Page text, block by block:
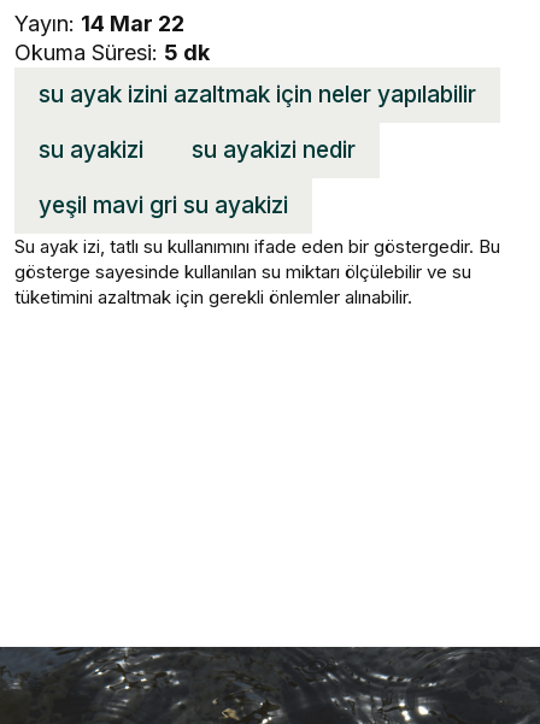
su ayak izini azaltmak için neler yapılabilir
su ayakizi
su ayakizi nedir
yeşil mavi gri su ayakizi
Yayın: 14 Mar 22
Okuma Süresi: 5 dk
Su ayak izi, tatlı su kullanımını ifade eden bir göstergedir. Bu
gösterge sayesinde kullanılan su miktarı ölçülebilir ve su
tüketimini azaltmak için gerekli önlemler alınabilir.